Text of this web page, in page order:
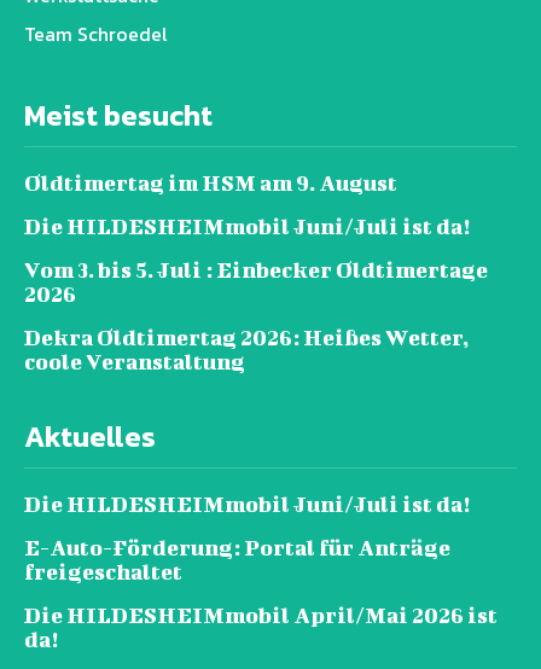
Team Schroedel
Meist besucht
Oldtimertag im HSM am 9. August
Die HILDESHEIMmobil Juni/Juli ist da!
Vom 3. bis 5. Juli : Einbecker Oldtimertage
2026
Dekra Oldtimertag 2026: Heißes Wetter,
coole Veranstaltung
Aktuelles
Die HILDESHEIMmobil Juni/Juli ist da!
E-Auto-Förderung: Portal für Anträge
freigeschaltet
Die HILDESHEIMmobil April/Mai 2026 ist
da!